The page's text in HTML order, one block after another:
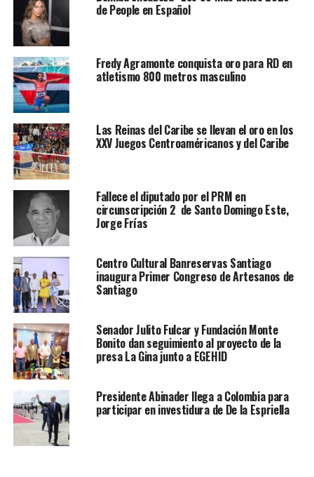
de People en Español
Fredy Agramonte conquista oro para RD en
atletismo 800 metros masculino
Las Reinas del Caribe se llevan el oro en los
XXV Juegos Centroaméricanos y del Caribe
Fallece el diputado por el PRM en
circunscripción 2 de Santo Domingo Este,
Jorge Frías
Centro Cultural Banreservas Santiago
inaugura Primer Congreso de Artesanos de
Santiago
Senador Julito Fulcar y Fundación Monte
Bonito dan seguimiento al proyecto de la
presa La Gina junto a EGEHID
Presidente Abinader llega a Colombia para
participar en investidura de De la Espriella